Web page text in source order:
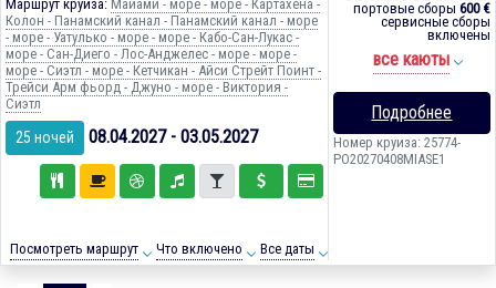
Маршрут круиза: Майами - море - море - Картахена -
Колон - Панамский канал - Панамский канал - море
- море - Уатулько - море - море - Кабо-Сан-Лукас -
море - Сан-Диего - Лос-Анджелес - море - море -
море - Сиэтл - море - Кетчикан - Айси Стрейт Поинт -
Трейси Арм фьорд - Джуно - море - Виктория -
Сиэтл
25 ночей 08.04.2027 - 03.05.2027
Посмотреть маршрут Что включено Все даты
портовые сборы 600 €
сервисные сборы
включены
все каюты
Подробнее
Номер круиза: 25774-
PO20270408MIASE1